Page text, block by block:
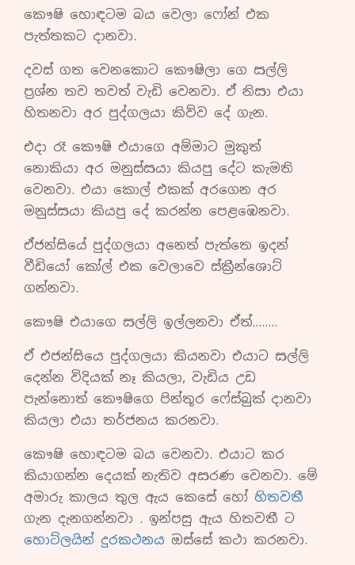
කෞෂි හොඳටම බය වෙලා ෆෝන් එක
පැත්තකට දානවා.
දවස් ගත වෙනකොට කෞෂිලා ගෙ සල්ලි
ප්‍රශ්න තව තවත් වැඩි වෙනවා. ඒ නිසා එයා
හිතනවා අර පුද්ගලයා කිව්ව දේ ගැන.
එදා රෑ කෞෂි එයාගෙ අම්මාට මුකුත්
නොකියා අර මනුස්සයා කියපු දේට කැමති
වෙනවා. එයා කොල් එකක් අරගෙන අර
මනුස්සයා කියපු දේ කරන්න පෙළඹෙනවා.
ඒජන්සියේ පුද්ගලයා අනෙත් පැත්තෙ ඉදන්
වීඩියෝ කෝල් එක වෙලාවෙ ස්ක්‍රීන්ශොට්
ගන්නවා.
කෞෂි එයාගෙ සල්ලි ඉල්ලනවා ඒත්……..
ඒ එජන්සියෙ පුද්ගලයා කියනවා එයාට සල්ලි
දෙන්න විදියක් නෑ කියලා, වැඩිය උඩ
පැන්නොත් කෞෂිගෙ පින්තූර ෆේස්බුක් දානවා
කියලා එයා තර්ජනය කරනවා.
කෞෂි හොඳටම බය වෙනවා. එයාට කර
කියාගන්න දෙයක් නැතිව අසරණ වෙනවා. මේ
අමාරු කාලය තුල ඇය කෙසේ හෝ හිතවතී
ගැන දැනගන්නවා . ඉන්පසු ඇය හිතවතී ට
හොට්ලයින් දුරකථනය ඔස්සේ කථා කරනවා.